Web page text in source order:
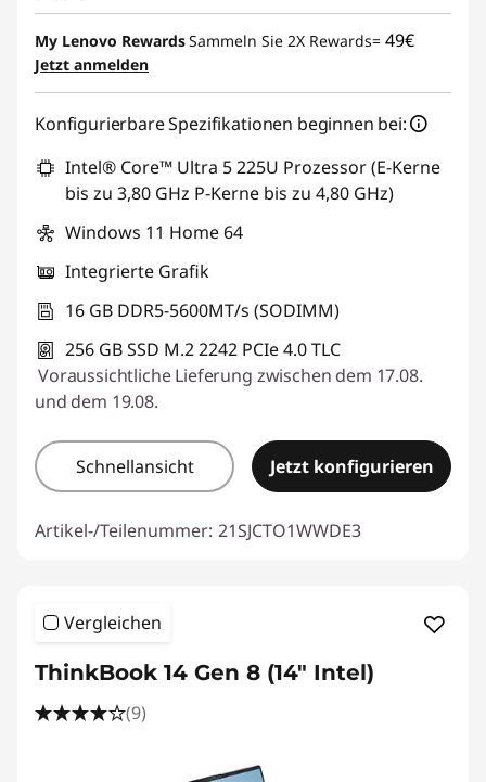
My Lenovo RewardsSammeln Sie 2X Rewards= 49€
Jetzt anmelden
Konfigurierbare Spezifikationen beginnen bei:
Intel® Core™ Ultra 5 225U Prozessor (E-Kerne
bis zu 3,80 GHz P-Kerne bis zu 4,80 GHz)
Windows 11 Home 64
Integrierte Grafik
16 GB DDR5-5600MT/s (SODIMM)
256 GB SSD M.2 2242 PCIe 4.0 TLC
Voraussichtliche Lieferung zwischen dem 17.08.
und dem 19.08.
Schnellansicht Jetzt konfigurieren
Artikel-/Teilenummer: 21SJCTO1WWDE3
Vergleichen
ThinkBook 14 Gen 8 (14" Intel)
(9)